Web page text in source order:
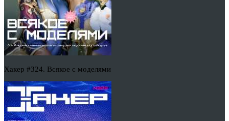
Хакер #324. Всякое с моделями